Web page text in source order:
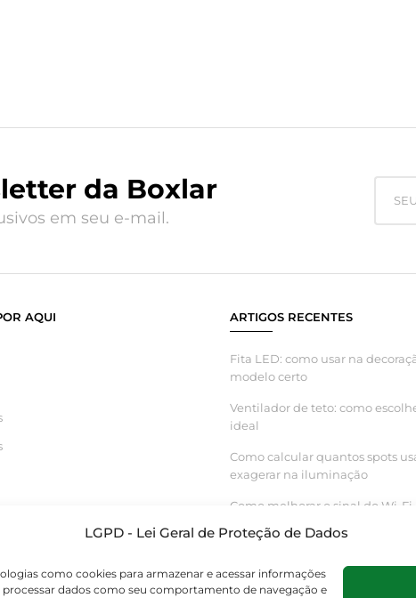
LGPD - Lei Geral de Proteção de Dados
como cookies para armazenar e acessar informações
dados como seu comportamento de navegação e
da Boxlar
em seu e-mail.
AQUI ARTIGOS RECENTES
Fita LED: como usar na
modelo certo
Ventilador de teto: como
ideal
Como calcular quantos spots
exagerar na iluminação
Como melhorar o sinal do Wi-Fi